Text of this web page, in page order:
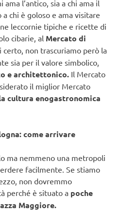
ama l’antico, sia a chi ama il
chi è goloso e ama visitare
leccornie tipiche e ricette di
cibarie, al Mercato di
certo, non trascuriamo però la
sia per il valore simbolico,
e architettonico. Il Mercato
il miglior Mercato
cultura enogastronomica
come arrivare
ma nemmeno una metropoli
facilmente. Se stiamo
non dovremmo
perché è situato a poche
Maggiore.